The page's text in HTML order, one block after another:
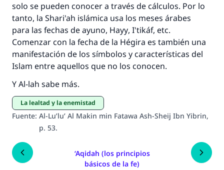
solo se pueden conocer a través de cálculos. Por lo
tanto, la Shari'ah islámica usa los meses árabes
para las fechas de ayuno, Hayy, I'tikáf, etc.
Comenzar con la fecha de la Hégira es también una
manifestación de los símbolos y características del
Islam entre aquellos que no los conocen.
Y Al-lah sabe más.
La lealtad y la enemistad
Fuente: Al-Lu’lu’ Al Makin min Fatawa Ash-Sheij Ibn Yibrin,
p. 53.
‘Aqidah (los principios
básicos de la fe)
Profeta ﷺ dijo:
"Una persona que orienta a otros a hacer el
bien obtendrá la misma recompensa que
aquellos que lo realicen."
(MUSLIM, 1893)
Contribuir